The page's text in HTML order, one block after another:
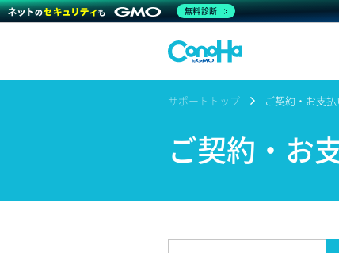
サポートトップ ご契約・お支
ご契約・お
無料診断